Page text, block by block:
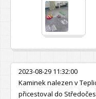
2023-08-29 11:32:00
Kaminek nalezen v
přicestoval do